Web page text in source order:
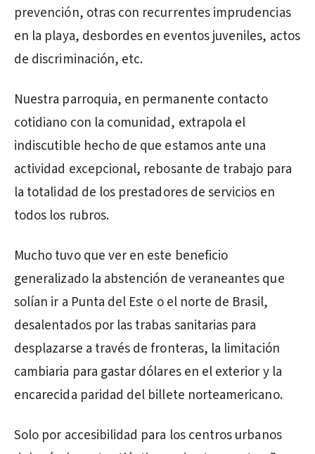
prevención, otras con recurrentes imprudencias
en la playa, desbordes en eventos juveniles, actos
de discriminación, etc.
Nuestra parroquia, en permanente contacto
cotidiano con la comunidad, extrapola el
indiscutible hecho de que estamos ante una
actividad excepcional, rebosante de trabajo para
la totalidad de los prestadores de servicios en
todos los rubros.
Mucho tuvo que ver en este beneficio
generalizado la abstención de veraneantes que
solían ir a Punta del Este o el norte de Brasil,
desalentados por las trabas sanitarias para
desplazarse a través de fronteras, la limitación
cambiaria para gastar dólares en el exterior y la
encarecida paridad del billete norteamericano.
Solo por accesibilidad para los centros urbanos